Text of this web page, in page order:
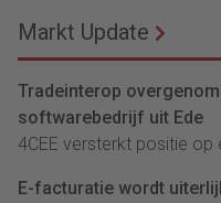
Markt Update
Tradeinterop
softwarebedrijf uit Ede
4CEE versterkt positie op
E-facturatie wordt